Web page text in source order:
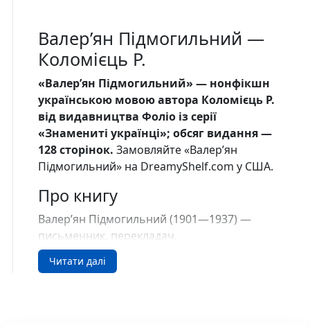
Валер’ян Підмогильний —
Коломієць Р.
«Валер’ян Підмогильний» — нонфікшн
українською мовою автора Коломієць Р.
від видавництва Фоліо із серії
«Знамениті українцi»; обсяг видання —
128 сторінок. Замовляйте «Валер’ян
Підмогильний» на DreamyShelf.com у США.
Про книгу
Валер’ян Підмогильний (1901—1937) —
письменник, перекладач,
літературознавець, мовознавець,
організатор літературно-мистецького
Читати далі